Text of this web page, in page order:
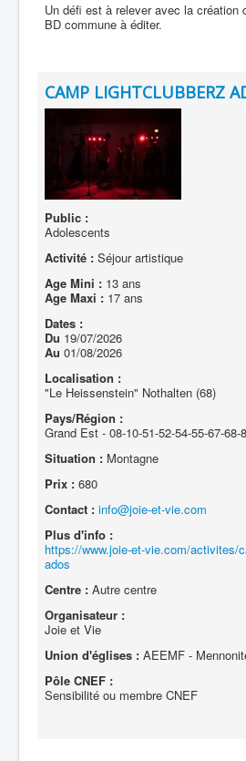
Un défi est à relever avec la création
BD commune à éditer.
CAMP LIGHTCLUBBERZ
Public :
Adolescents
Activité : Séjour artistique
Age Mini : 13 ans
Age Maxi : 17 ans
Dates :
Du 19/07/2026
Au 01/08/2026
Localisation :
"Le Heissenstein" Nothalten (68)
Pays/Région :
Grand Est - 08-10-51-52-54-55-67-68-
Situation : Montagne
Prix : 680
Contact : info@joie-et-vie.com
Plus d'info :
https://www.joie-et-vie.com/activites/
ados
Centre : Autre centre
Organisateur :
Joie et Vie
Union d'églises : AEEMF -
Pôle CNEF :
Sensibilité ou membre CNEF